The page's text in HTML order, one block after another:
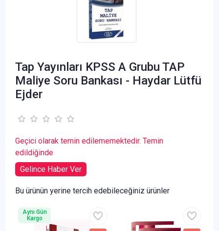
Tap Yayınları KPSS A Grubu TAP
Maliye Soru Bankası - Haydar Lütfü
Ejder
Geçici olarak temin edilememektedir. Temin
edildiğinde
Gelince Haber Ver
Bu ürünün yerine tercih edebileceğiniz ürünler
Aynı Gün
Kargo